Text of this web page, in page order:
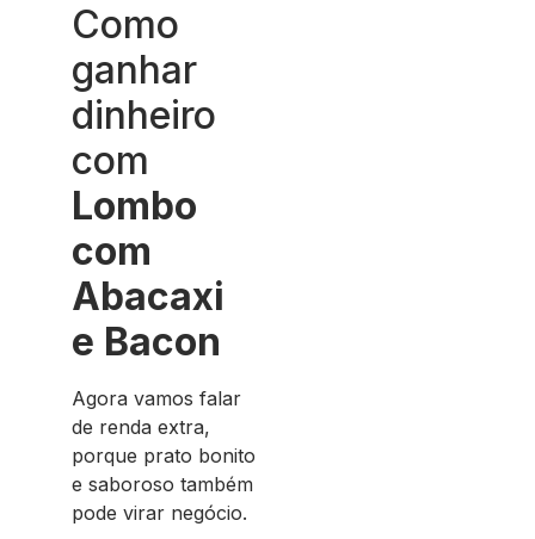
Como
ganhar
dinheiro
com
Lombo
com
Abacaxi
e Bacon
Agora vamos falar
de renda extra,
porque prato bonito
e saboroso também
pode virar negócio.